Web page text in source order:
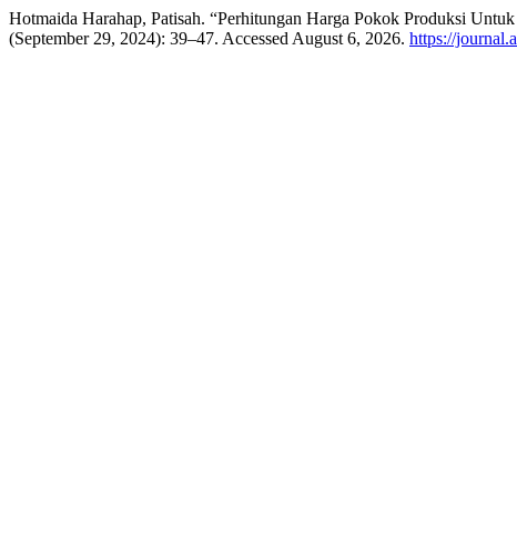
Hotmaida Harahap, Patisah. “Perhitungan Harga Pokok Produksi
(September 29, 2024): 39–47. Accessed August 6, 2026. https://